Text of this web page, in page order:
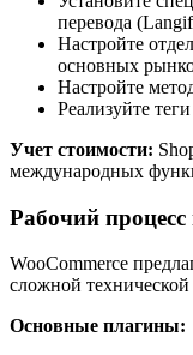
перевода
Настройте
основных
Настройте
Реализуйте
Учет стоимости:
международных
Рабочий процесс
WooCommerce
сложной
Основные плагины: